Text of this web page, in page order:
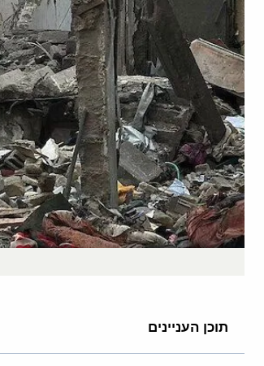
תוכן העניינים